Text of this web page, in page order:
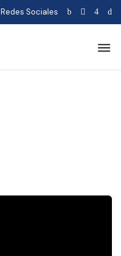
Redes Sociales